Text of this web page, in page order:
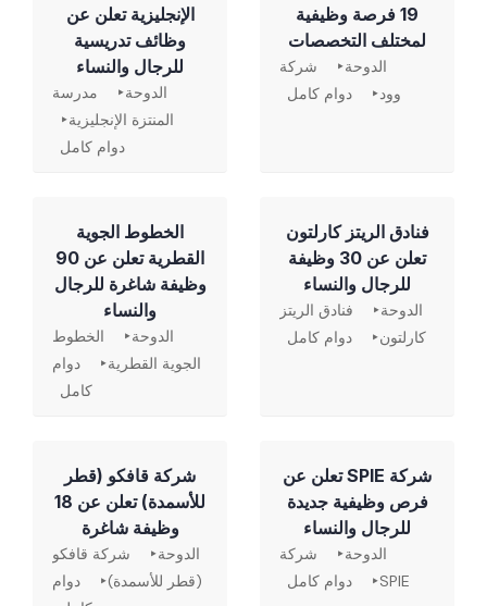
19 فرصة وظيفية
لمختلف التخصصات
الدوحة
شركة
وود
دوام كامل
الإنجليزية تعلن عن
وظائف تدريسية
للرجال والنساء
الدوحة
مدرسة
المنتزة الإنجليزية
دوام كامل
فنادق الريتز كارلتون
تعلن عن 30 وظيفة
للرجال والنساء
الدوحة
فنادق الريتز
كارلتون
دوام كامل
الخطوط الجوية
القطرية تعلن عن 90
وظيفة شاغرة للرجال
والنساء
الدوحة
الخطوط
الجوية القطرية
دوام
كامل
شركة SPIE تعلن عن
فرص وظيفية جديدة
للرجال والنساء
الدوحة
شركة
SPIE
دوام كامل
شركة قافكو (قطر
للأسمدة) تعلن عن 18
وظيفة شاغرة
الدوحة
شركة قافكو
(قطر للأسمدة)
دوام